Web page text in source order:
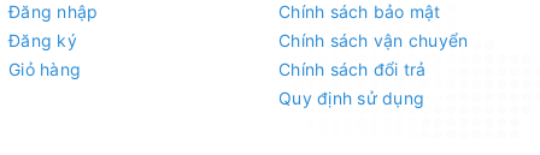
Đăng nhập
Đăng ký
Giỏ hàng
Chính sách bảo mật
Chính sách vận chuyển
Chính sách đổi trả
Quy định sử dụng